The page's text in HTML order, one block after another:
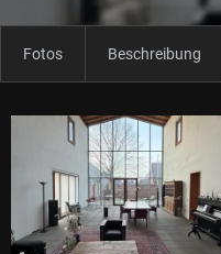
Fotos Beschreibung